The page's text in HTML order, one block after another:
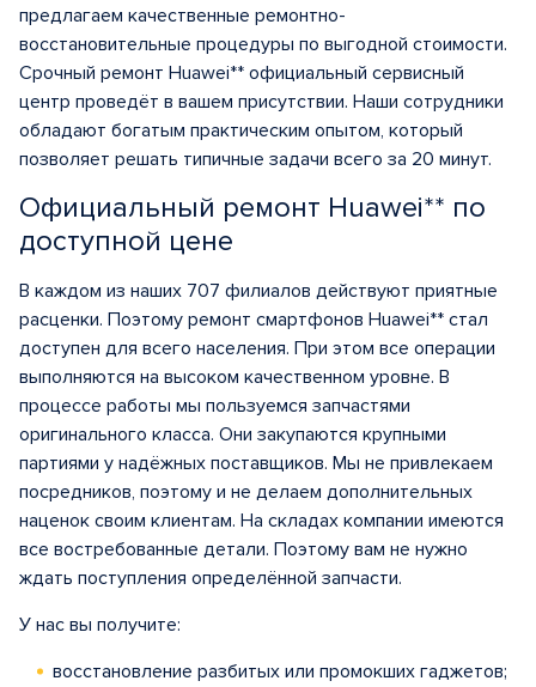
предлагаем качественные ремонтно-
восстановительные процедуры по выгодной стоимости.
Срочный ремонт Huawei** официальный сервисный
центр проведёт в вашем присутствии. Наши сотрудники
обладают богатым практическим опытом, который
позволяет решать типичные задачи всего за 20 минут.
Официальный ремонт Huawei** по
доступной цене
В каждом из наших 707 филиалов действуют приятные
расценки. Поэтому ремонт смартфонов Huawei** стал
доступен для всего населения. При этом все операции
выполняются на высоком качественном уровне. В
процессе работы мы пользуемся запчастями
оригинального класса. Они закупаются крупными
партиями у надёжных поставщиков. Мы не привлекаем
посредников, поэтому и не делаем дополнительных
наценок своим клиентам. На складах компании имеются
все востребованные детали. Поэтому вам не нужно
ждать поступления определённой запчасти.
У нас вы получите:
восстановление разбитых или промокших гаджетов;